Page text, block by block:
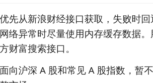
先从新浪财经接口获取，失败时
络异常时尽量使用内存缓存数据
财富搜索接口。
向沪深 A 股和常见 A 股指数，暂